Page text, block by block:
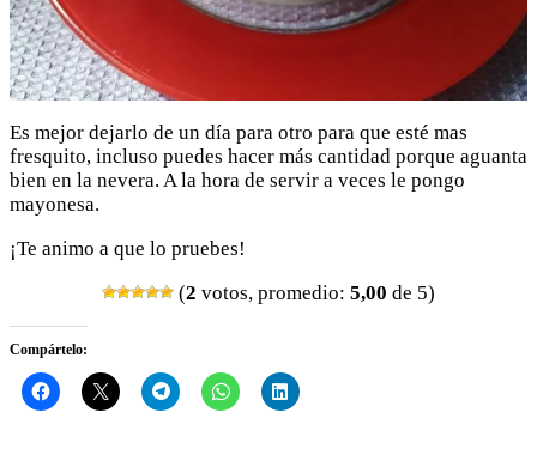
Es mejor dejarlo de un día para otro para que esté mas
fresquito, incluso puedes hacer más cantidad porque aguanta
bien en la nevera. A la hora de servir a veces le pongo
mayonesa.
¡Te animo a que lo pruebes!
(2 votos, promedio: 5,00 de 5)
Compártelo: